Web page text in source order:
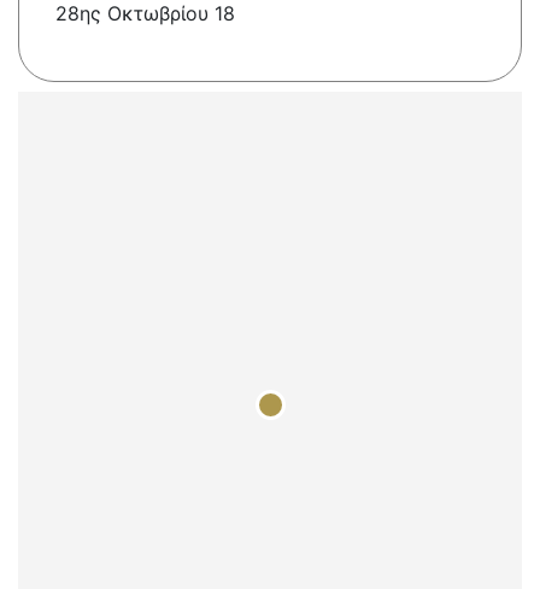
28ης Οκτωβρίου 18